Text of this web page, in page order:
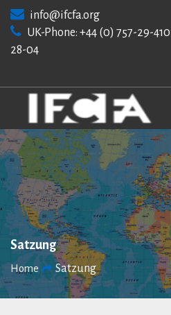
content
info@ifcfa.org
UK-Phone: +44 (0) 757-29-
28-04
Satzung
Home Satzung